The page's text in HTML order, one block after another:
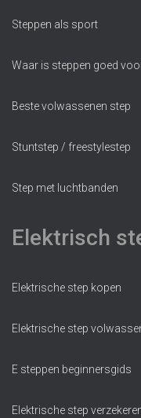
Steppen als sport
Waar is steppen goed
Beste volwassenen step
Stuntstep / freestylestep
Step met luchtbanden
Elektrisch
Elektrische step kopen
Elektrische step
E steppen beginnersgids
Elektrische step